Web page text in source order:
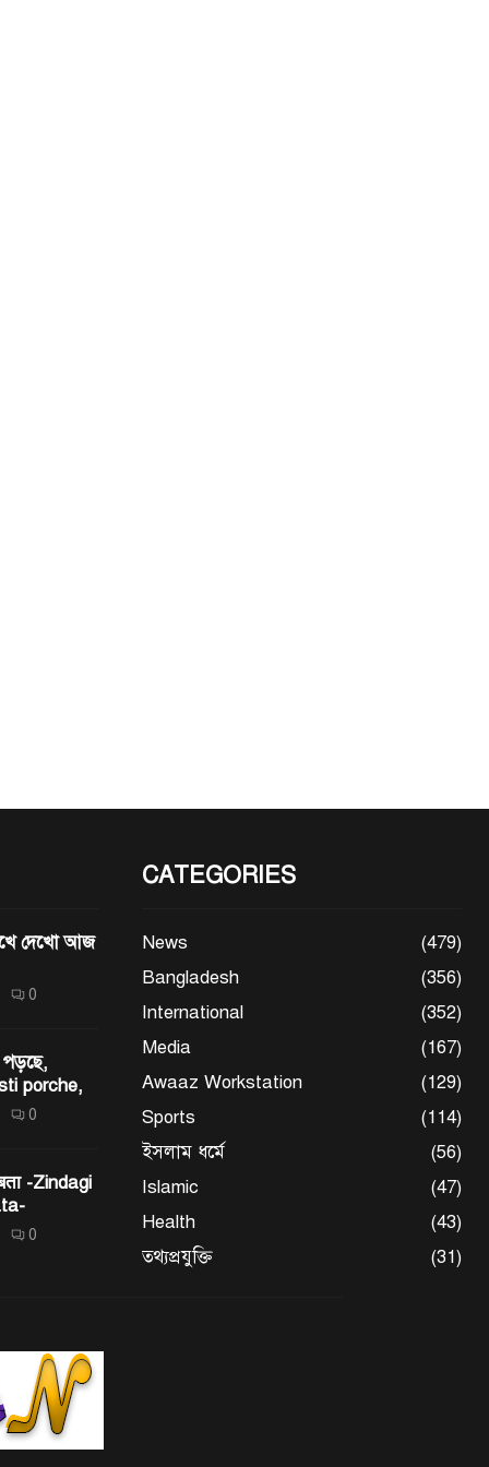
দেখো আজ
0
porche,
0
-Zindagi
0
CATEGORIES
News
(479)
Bangladesh
(356)
International
(352)
Media
(167)
Awaaz Workstation
(129)
Sports
(114)
ইসলাম ধর্মে
(56)
Islamic
(47)
Health
(43)
তথ্যপ্রযুক্তি
(31)